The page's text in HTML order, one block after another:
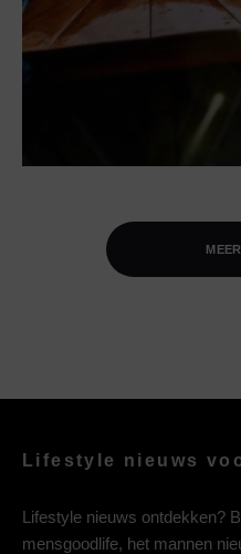
Lifestyle nieuws
Lifestyle nieuws ontdekken?
mensgoodlife, het mannen